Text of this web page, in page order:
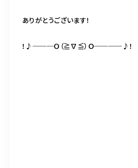
ありがとうございます！
！♪───Ｏ（≧∇≦）Ｏ────♪！